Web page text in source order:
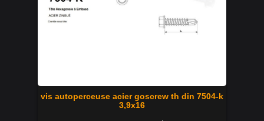
vis autoperceuse acier goscrew th din 7504-k
3,9x16